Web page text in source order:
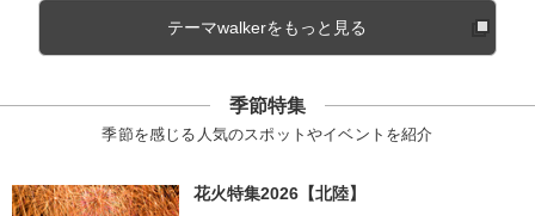
テーマwalkerをもっと見る
季節特集
季節を感じる人気のスポットやイベントを紹介
花火特集2026【北陸】